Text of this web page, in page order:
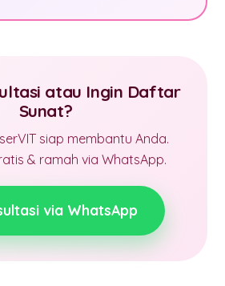
atau Ingin Daftar
Sunat?
siap membantu Anda.
& ramah via WhatsApp.
via WhatsApp